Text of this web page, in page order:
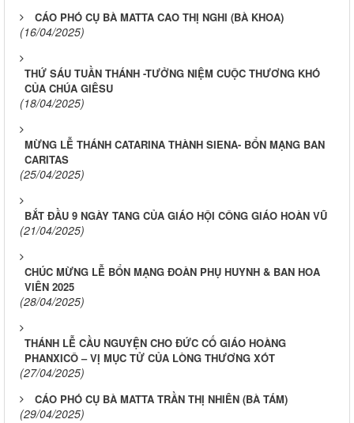
CÁO PHÓ CỤ BÀ MATTA CAO THỊ NGHI (BÀ KHOA)
(16/04/2025)
THỨ SÁU TUẦN THÁNH -TƯỞNG NIỆM CUỘC THƯƠNG KHÓ
CỦA CHÚA GIÊSU
(18/04/2025)
MỪNG LỄ THÁNH CATARINA THÀNH SIENA- BỔN MẠNG BAN
CARITAS
(25/04/2025)
BẮT ĐẦU 9 NGÀY TANG CỦA GIÁO HỘI CÔNG GIÁO HOÀN VŨ
(21/04/2025)
CHÚC MỪNG LỄ BỔN MẠNG ĐOÀN PHỤ HUYNH & BAN HOA
VIÊN 2025
(28/04/2025)
THÁNH LỄ CẦU NGUYỆN CHO ĐỨC CỐ GIÁO HOÀNG
PHANXICÔ – VỊ MỤC TỬ CỦA LÒNG THƯƠNG XÓT
(27/04/2025)
CÁO PHÓ CỤ BÀ MATTA TRẦN THỊ NHIÊN (BÀ TÁM)
(29/04/2025)